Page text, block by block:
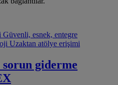
Güvenli, esnek, entegre
Uzaktan atölye erişimi
sorun giderme